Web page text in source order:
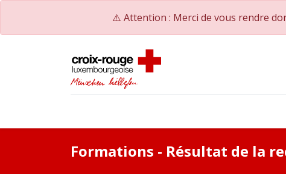
⚠️ Attention : Merci de vous rendre
Formations - Résultat de la